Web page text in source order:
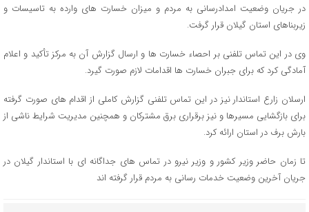
در جریان وضعیت امدادرسانی به مردم و میزان خسارت های وارده به تاسیسات و
زیربناهای استان گیلان قرار گرفت.
وی در این تماس تلفنی بر احصاء خسارت ها و ارسال گزارش آن به مرکز تأکید و اعلام
آمادگی کرد که برای جبران خسارت ها اقدامات لازم صورت گیرد.
ارسلان زارع استاندار نیز در این تماس تلفنی گزارش کاملی از اقدام های صورت گرفته
برای بازگشایی مسیرها و نیز برقراری برق مشترکان و همچنین مدیریت شرایط ناشی از
بارش برف در استان ارائه کرد.
تا زمان حاضر وزیر کشور و وزیر نیرو در تماس های جداگانه ای با استاندار گیلان در
جریان آخرین وضعیت خدمات رسانی به مردم قرار گرفته اند